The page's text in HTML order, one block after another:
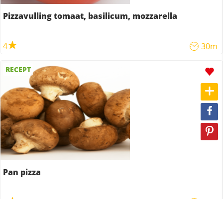
Pizzavulling tomaat, basilicum, mozzarella
4 30m
RECEPT
Pan pizza